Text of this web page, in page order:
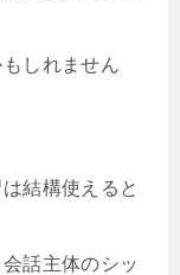
しれません
結構使えると
話主体のシッ